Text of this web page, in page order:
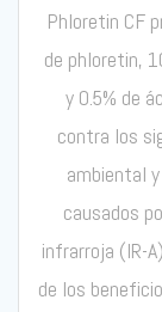
Phloretin CF
de phloretin,
y 0.5% de
contra los
ambiental
causados
infrarroja (IR-
de los